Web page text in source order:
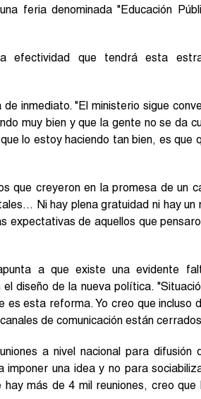
feria denominada "Educación
efectividad que tendrá esta
inmediato. "El ministerio sigue
muy bien y que la gente no se da
lo estoy haciendo tan bien, es que
que creyeron en la promesa de un
Ni hay plena gratuidad ni hay un
expectativas de aquellos que
a que existe una evidente
diseño de la nueva política.
es esta reforma. Yo creo que incluso
de comunicación están
a nivel nacional para difusión
una idea y no para
más de 4 mil reuniones, creo que